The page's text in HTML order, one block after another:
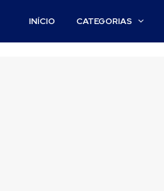
INÍCIO CATEGORIAS